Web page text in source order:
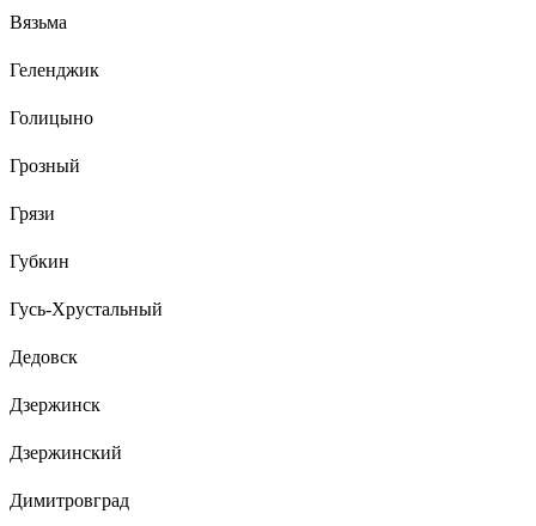
Вязьма
Геленджик
Голицыно
Грозный
Грязи
Губкин
Гусь-Хрустальный
Дедовск
Дзержинск
Дзержинский
Димитровград